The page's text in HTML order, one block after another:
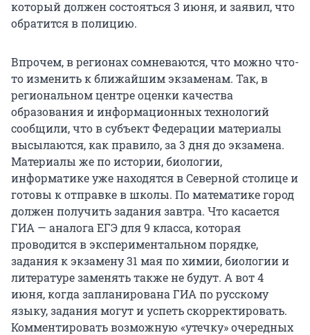
который должен состояться 3 июня, и заявил, что
обратится в полицию.
Впрочем, в регионах сомневаются, что можно что-
то изменить к ближайшим экзаменам. Так, в
региональном центре оценки качества
образования и информационных технологий
сообщили, что в субъект Федерации материалы
высылаются, как правило, за 3 дня до экзамена.
Материалы же по истории, биологии,
информатике уже находятся в Северной столице и
готовы к отправке в школы. По математике город
должен получить задания завтра. Что касается
ГИА — аналога ЕГЭ для 9 класса, которая
проводится в экспериментальном порядке,
задания к экзамену 31 мая по химии, биологии и
литературе заменять также не будут. А вот 4
июня, когда запланирована ГИА по русскому
языку, задания могут и успеть скорректировать.
Комментировать возможную «утечку» очередных